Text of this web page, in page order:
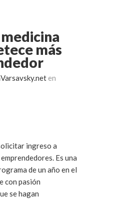
más
en
ingreso a
Es una
de un año en el
con pasión
se hagan